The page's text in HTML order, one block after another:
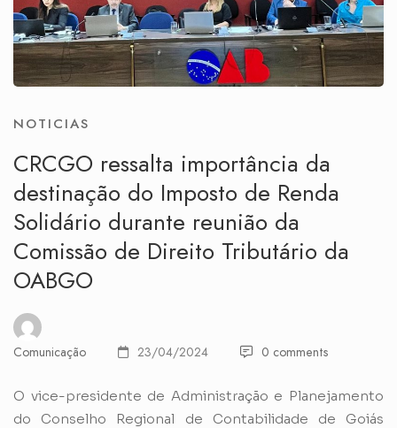
NOTICIAS
CRCGO ressalta importância da
destinação do Imposto de Renda
Solidário durante reunião da
Comissão de Direito Tributário da
OABGO
Comunicação 23/04/2024 0 comments
O vice-presidente de Administração e Planejamento
do Conselho Regional de Contabilidade de Goiás